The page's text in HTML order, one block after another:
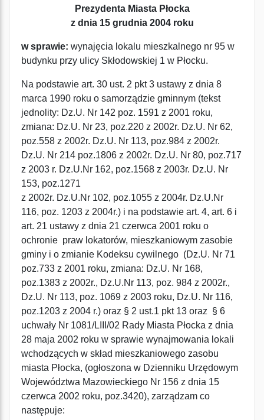
Prezydenta Miasta Płocka
z dnia 15 grudnia 2004 roku
w sprawie: wynajęcia lokalu mieszkalnego nr 95 w
budynku przy ulicy Skłodowskiej 1 w Płocku.
Na podstawie art. 30 ust. 2 pkt 3 ustawy z dnia 8
marca 1990 roku o samorządzie gminnym (tekst
jednolity: Dz.U. Nr 142 poz. 1591 z 2001 roku,
zmiana: Dz.U. Nr 23, poz.220 z 2002r. Dz.U. Nr 62,
poz.558 z 2002r. Dz.U. Nr 113, poz.984 z 2002r.
Dz.U. Nr 214 poz.1806 z 2002r. Dz.U. Nr 80, poz.717
z 2003 r. Dz.U.Nr 162, poz.1568 z 2003r. Dz.U. Nr
153, poz.1271
z 2002r. Dz.U.Nr 102, poz.1055 z 2004r. Dz.U.Nr
116, poz. 1203 z 2004r.) i na podstawie art. 4, art. 6 i
art. 21 ustawy z dnia 21 czerwca 2001 roku o
ochronie praw lokatorów, mieszkaniowym zasobie
gminy i o zmianie Kodeksu cywilnego (Dz.U. Nr 71
poz.733 z 2001 roku, zmiana: Dz.U. Nr 168,
poz.1383 z 2002r., Dz.U.Nr 113, poz. 984 z 2002r.,
Dz.U. Nr 113, poz. 1069 z 2003 roku, Dz.U. Nr 116,
poz.1203 z 2004 r.) oraz § 2 ust.1 pkt 13 oraz § 6
uchwały Nr 1081/LIII/02 Rady Miasta Płocka z dnia
28 maja 2002 roku w sprawie wynajmowania lokali
wchodzących w skład mieszkaniowego zasobu
miasta Płocka, (ogłoszona w Dzienniku Urzędowym
Województwa Mazowieckiego Nr 156 z dnia 15
czerwca 2002 roku, poz.3420), zarządzam co
następuje: